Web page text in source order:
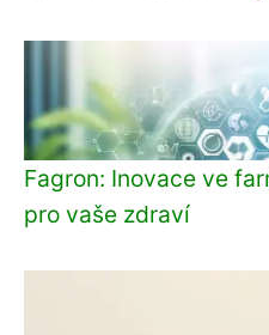
Fagron: Inovace ve
pro vaše zdraví